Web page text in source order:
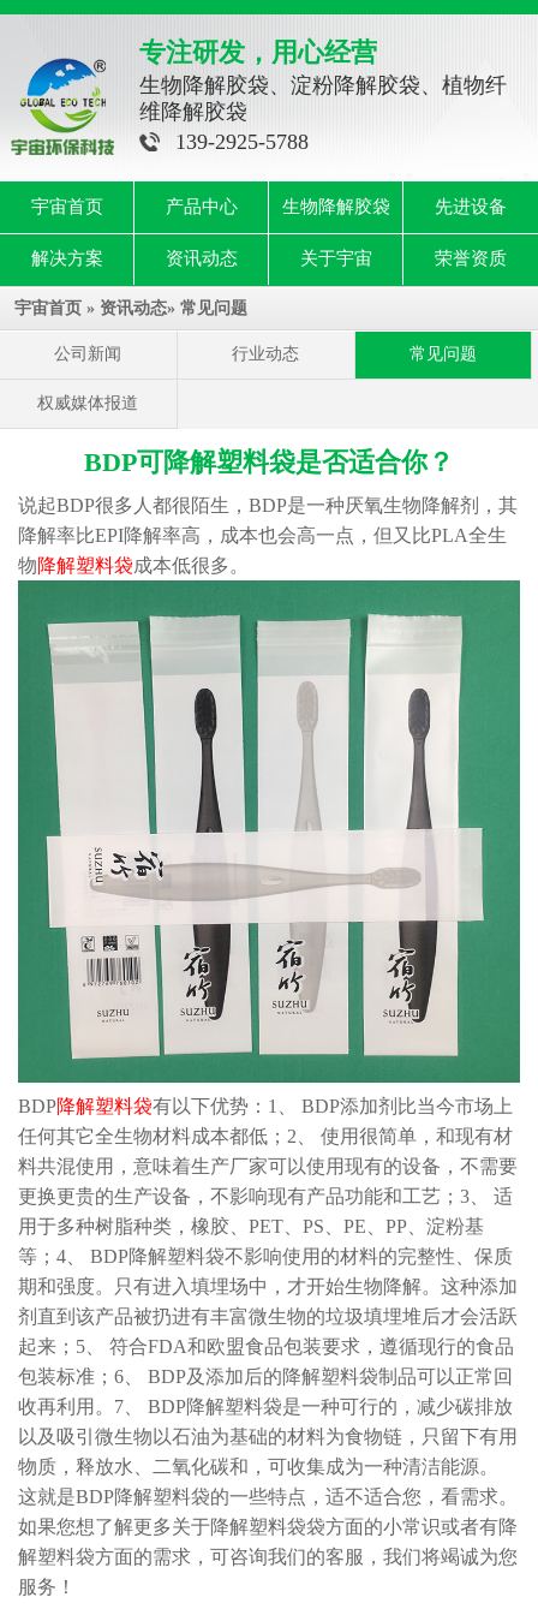
专注研发，用心经营
生物降解胶袋、淀粉降解胶袋、植物纤
维降解胶袋
139-2925-5788
宇宙首页 产品中心 生物降解胶袋 先进设备
解决方案 资讯动态 关于宇宙 荣誉资质
宇宙首页 » 资讯动态» 常见问题
公司新闻 行业动态 常见问题
权威媒体报道
BDP可降解塑料袋是否适合你？
说起BDP很多人都很陌生，BDP是一种厌氧生物降解剂，其
降解率比EPI降解率高，成本也会高一点，但又比PLA全生
物降解塑料袋成本低很多。
BDP降解塑料袋有以下优势：1、 BDP添加剂比当今市场上
任何其它全生物材料成本都低；2、 使用很简单，和现有材
料共混使用，意味着生产厂家可以使用现有的设备，不需要
更换更贵的生产设备，不影响现有产品功能和工艺；3、 适
用于多种树脂种类，橡胶、PET、PS、PE、PP、淀粉基
等；4、 BDP降解塑料袋不影响使用的材料的完整性、保质
期和强度。只有进入填埋场中，才开始生物降解。这种添加
剂直到该产品被扔进有丰富微生物的垃圾填埋堆后才会活跃
起来；5、 符合FDA和欧盟食品包装要求，遵循现行的食品
包装标准；6、 BDP及添加后的降解塑料袋制品可以正常回
收再利用。7、 BDP降解塑料袋是一种可行的，减少碳排放
以及吸引微生物以石油为基础的材料为食物链，只留下有用
物质，释放水、二氧化碳和，可收集成为一种清洁能源。
这就是BDP降解塑料袋的一些特点，适不适合您，看需求。
如果您想了解更多关于降解塑料袋袋方面的小常识或者有降
解塑料袋方面的需求，可咨询我们的客服，我们将竭诚为您
服务！